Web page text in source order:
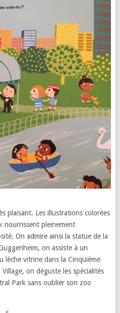
plaisant. Les illustrations colorées
nourrissent pleinement
On admire ainsi la statue de la
on assiste à un
lèche vitrine dans la Cinquième
on déguste les spécialités
Park sans oublier son zoo